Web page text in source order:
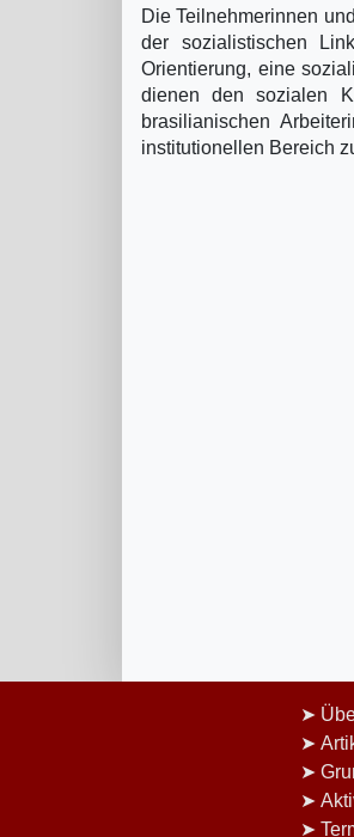
Die Teilnehmerinnen
der sozialistischen
Orientierung, eine
dienen den sozialen
brasilianischen
institutionellen Bereich